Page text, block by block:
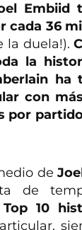
Embiid
cada 36
la duela!).
la
ha
con
por
de
de
10